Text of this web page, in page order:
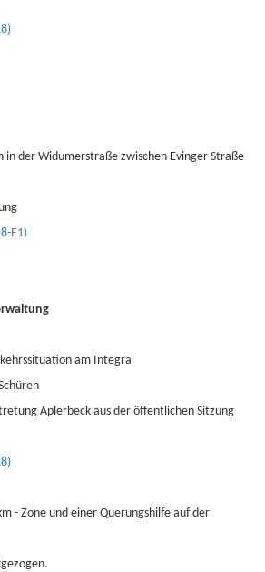
in der Widumerstraße zwischen Evinger Straße
E1)
am Integra
Aplerbeck aus der öffentlichen Sitzung
- Zone und einer Querungshilfe auf der